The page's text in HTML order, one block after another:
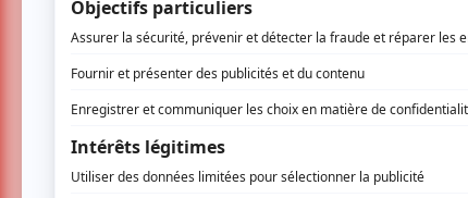
mettait en scène
des années 1980 et 1990 aux Pays-
depuis 2012. Cette performance brute